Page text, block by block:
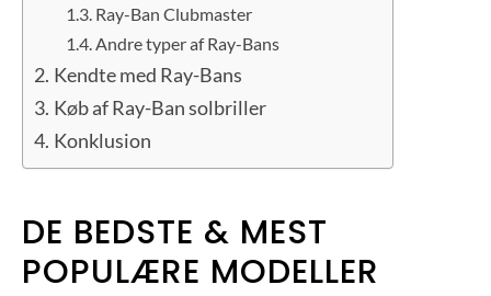
Ray-Ban Clubmaster
Andre typer af Ray-Bans
Kendte med Ray-Bans
Køb af Ray-Ban solbriller
Konklusion
DE BEDSTE & MEST
POPULÆRE MODELLER